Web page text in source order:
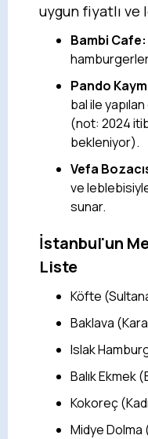
uygun fiyatlı
Bambi Cafe:
Pando
bal ile
(not: 2024
bekleniyor).
Vefa
ve
sunar.
İstanbul'un
Liste
Köfte
Baklava
Islak
Balık Ekmek
Kokoreç
Midye Dolma